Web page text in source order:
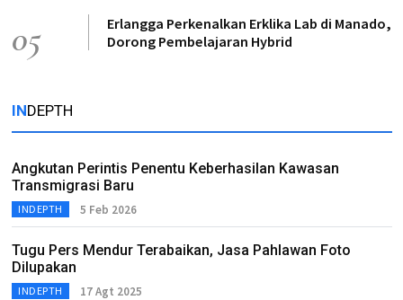
05
Erlangga Perkenalkan Erklika Lab di Manado,
Dorong Pembelajaran Hybrid
INDEPTH
Angkutan Perintis Penentu Keberhasilan Kawasan
Transmigrasi Baru
INDEPTH 5 Feb 2026
Tugu Pers Mendur Terabaikan, Jasa Pahlawan Foto
Dilupakan
INDEPTH 17 Agt 2025